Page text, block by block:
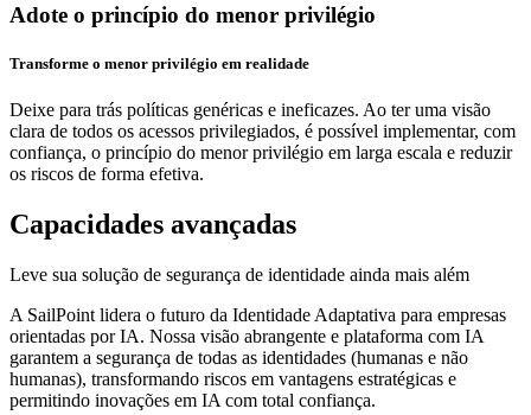
Adote o princípio do menor privilégio
Transforme o menor privilégio em realidade
Deixe para trás políticas genéricas e ineficazes. Ao ter uma visão
clara de todos os acessos privilegiados, é possível implementar, com
confiança, o princípio do menor privilégio em larga escala e reduzir
os riscos de forma efetiva.
Capacidades avançadas
Leve sua solução de segurança de identidade ainda mais além
A SailPoint lidera o futuro da Identidade Adaptativa para empresas
orientadas por IA. Nossa visão abrangente e plataforma com IA
garantem a segurança de todas as identidades (humanas e não
humanas), transformando riscos em vantagens estratégicas e
permitindo inovações em IA com total confiança.